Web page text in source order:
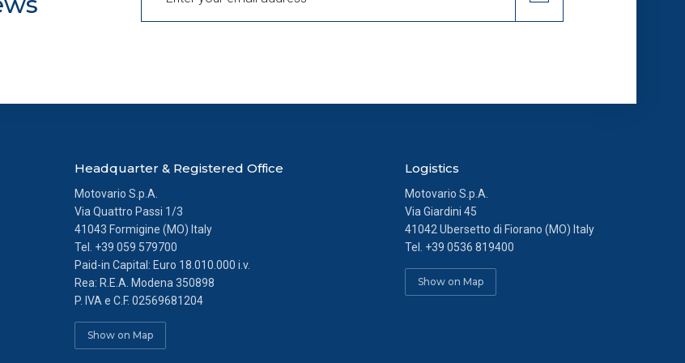
banner comporterà il permanere dei soli cookie tecnici ed analytics anonimi, per i
modificare le tue scelte in qualsiasi momento, accedendo al link presente nel
Headquarter & Registered Office
Motovario S.p.A.
Via Quattro Passi 1/3
41043 Formigine (MO) Italy
Tel. +39 059 579700
Paid-in Capital: Euro 18.010.000 i.v.
Rea: R.E.A. Modena 350898
P. IVA e C.F. 02569681204
Show on Map
Logistics
Motovario S.p.A.
Via Giardini 45
41042 Ubersetto di Fiorano (MO) Italy
Tel. +39 0536 819400
Show on Map